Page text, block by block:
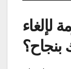
لإلغاء
بنجاح؟